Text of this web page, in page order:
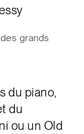
grands
du piano,
du
ou un Old